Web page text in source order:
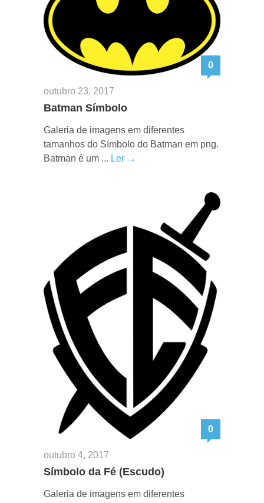
0
outubro 23, 2017
Batman Símbolo
Galeria de imagens em diferentes
tamanhos do Símbolo do Batman em png.
Batman é um ... Ler →
0
outubro 4, 2017
Símbolo da Fé (Escudo)
Galeria de imagens em diferentes